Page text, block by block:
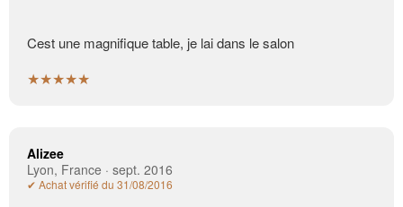
Cest une magnifique table, je lai dans le salon
★★★★★
Alizee
Lyon, France · sept. 2016
✔ Achat vérifié du 31/08/2016